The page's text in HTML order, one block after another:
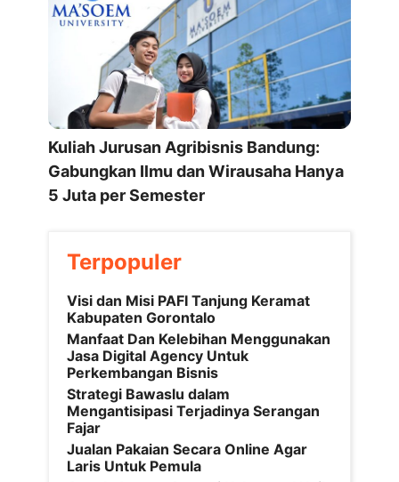
Kuliah Jurusan Agribisnis Bandung:
Gabungkan Ilmu dan Wirausaha Hanya
5 Juta per Semester
Terpopuler
Visi dan Misi PAFI Tanjung Keramat
Kabupaten Gorontalo
Manfaat Dan Kelebihan Menggunakan
Jasa Digital Agency Untuk
Perkembangan Bisnis
Strategi Bawaslu dalam
Mengantisipasi Terjadinya Serangan
Fajar
Jualan Pakaian Secara Online Agar
Laris Untuk Pemula